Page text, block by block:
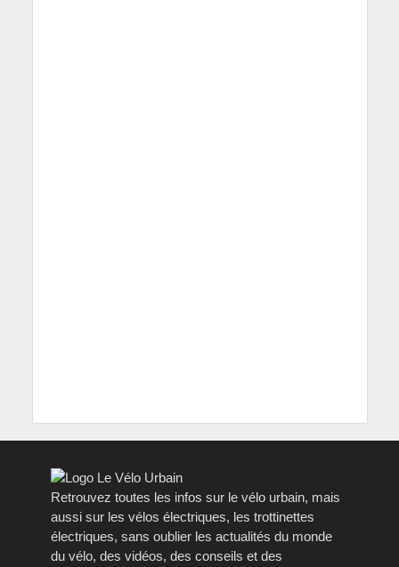
Retrouvez toutes les infos sur le vélo urbain, mais
aussi sur les vélos électriques, les trottinettes
électriques, sans oublier les actualités du monde
du vélo, des vidéos, des conseils et des